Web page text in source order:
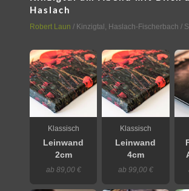
Haslach
Robert Laun / Kinzigtal Haslach-Fischerbach /
Klassisch
Leinwand
2cm
ab 89,00 €
Klassisch
Leinwand
4cm
ab 99,00 €